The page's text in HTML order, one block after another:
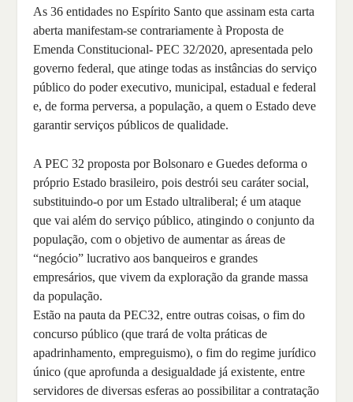
As 36 entidades no Espírito Santo que assinam esta carta
aberta manifestam-se contrariamente à Proposta de
Emenda Constitucional- PEC 32/2020, apresentada pelo
governo federal, que atinge todas as instâncias do serviço
público do poder executivo, municipal, estadual e federal
e, de forma perversa, a população, a quem o Estado deve
garantir serviços públicos de qualidade.
A PEC 32 proposta por Bolsonaro e Guedes deforma o
próprio Estado brasileiro, pois destrói seu caráter social,
substituindo-o por um Estado ultraliberal; é um ataque
que vai além do serviço público, atingindo o conjunto da
população, com o objetivo de aumentar as áreas de
“negócio” lucrativo aos banqueiros e grandes
empresários, que vivem da exploração da grande massa
da população.
Estão na pauta da PEC32, entre outras coisas, o fim do
concurso público (que trará de volta práticas de
apadrinhamento, empreguismo), o fim do regime jurídico
único (que aprofunda a desigualdade já existente, entre
servidores de diversas esferas ao possibilitar a contratação